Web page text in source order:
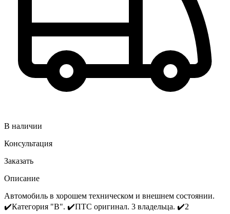
В наличии
Консультация
Заказать
Описание
Автомобиль в хорошем техническом и внешнем состоянии.
✔️Категория "В". ✔️ПТС оригинал. 3 владельца. ✔️2